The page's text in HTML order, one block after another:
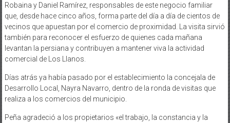
Robaina y Daniel Ramírez, responsables de este negocio familiar
que, desde hace cinco años, forma parte del día a día de cientos de
vecinos que apuestan por el comercio de proximidad. La visita sirvió
también para reconocer el esfuerzo de quienes cada mañana
levantan la persiana y contribuyen a mantener viva la actividad
comercial de Los Llanos.
Días atrás ya había pasado por el establecimiento la concejala de
Desarrollo Local, Nayra Navarro, dentro de la ronda de visitas que
realiza a los comercios del municipio.
Peña agradeció a los propietarios «el trabajo, la constancia y la